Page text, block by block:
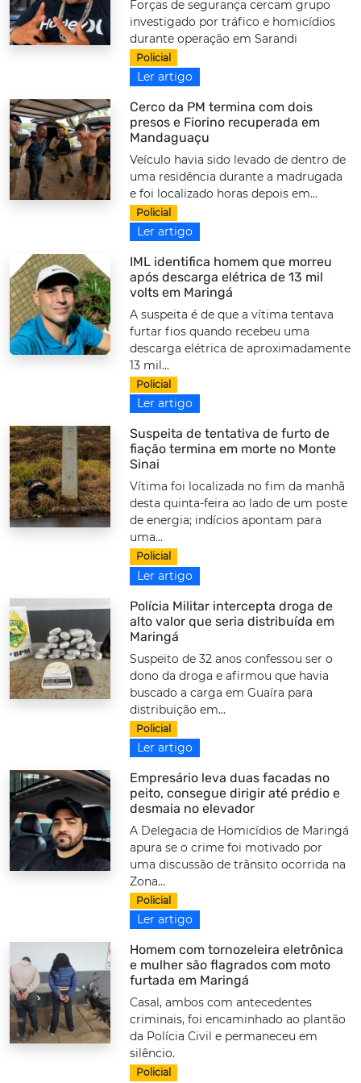
Forças de segurança cercam grupo
investigado por tráfico e homicídios
durante operação em Sarandi
Policial
Ler artigo
Cerco da PM termina com dois
presos e Fiorino recuperada em
Mandaguaçu
Veículo havia sido levado de dentro de
uma residência durante a madrugada
e foi localizado horas depois em...
Policial
Ler artigo
IML identifica homem que morreu
após descarga elétrica de 13 mil
volts em Maringá
A suspeita é de que a vítima tentava
furtar fios quando recebeu uma
descarga elétrica de aproximadamente
13 mil...
Policial
Ler artigo
Suspeita de tentativa de furto de
fiação termina em morte no Monte
Sinai
Vítima foi localizada no fim da manhã
desta quinta-feira ao lado de um poste
de energia; indícios apontam para
uma...
Policial
Ler artigo
Polícia Militar intercepta droga de
alto valor que seria distribuída em
Maringá
Suspeito de 32 anos confessou ser o
dono da droga e afirmou que havia
buscado a carga em Guaíra para
distribuição em...
Policial
Ler artigo
Empresário leva duas facadas no
peito, consegue dirigir até prédio e
desmaia no elevador
A Delegacia de Homicídios de Maringá
apura se o crime foi motivado por
uma discussão de trânsito ocorrida na
Zona...
Policial
Ler artigo
Homem com tornozeleira eletrônica
e mulher são flagrados com moto
furtada em Maringá
Casal, ambos com antecedentes
criminais, foi encaminhado ao plantão
da Polícia Civil e permaneceu em
silêncio.
Policial